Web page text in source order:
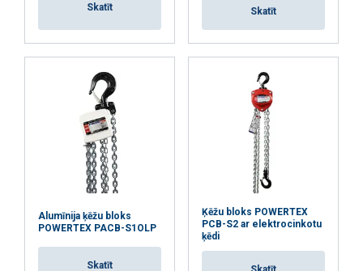
Skatīt Skatīt
Alumīnija ķēžu bloks
POWERTEX PACB-S1OLP
Skatīt
Ķēžu bloks POWERTEX
PCB-S2 ar elektrocinkotu
ķēdi